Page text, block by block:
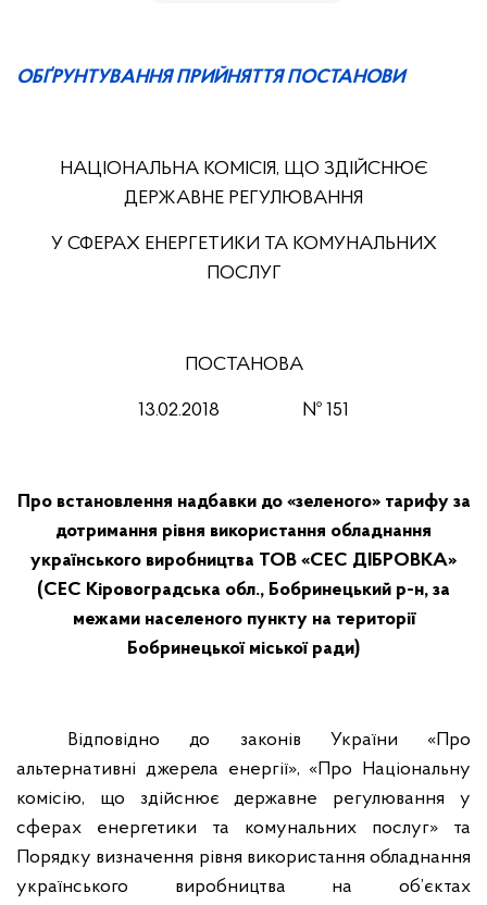
ОБҐРУНТУВАННЯ ПРИЙНЯТТЯ ПОСТАНОВИ
НАЦІОНАЛЬНА КОМІСІЯ, ЩО ЗДІЙСНЮЄ
ДЕРЖАВНЕ РЕГУЛЮВАННЯ
У СФЕРАХ ЕНЕРГЕТИКИ ТА КОМУНАЛЬНИХ
ПОСЛУГ
ПОСТАНОВА
13.02.2018 № 151
Про встановлення надбавки до «зеленого» тарифу за
дотримання рівня використання обладнання
українського виробництва ТОВ «СЕС ДІБРОВКА»
(СЕС Кіровоградська обл., Бобринецький р-н, за
межами населеного пункту на території
Бобринецької міської ради)
Відповідно до законів України «Про
альтернативні джерела енергії», «Про Національну
комісію, що здійснює державне регулювання у
сферах енергетики та комунальних послуг» та
Порядку визначення рівня використання обладнання
українського виробництва на об’єктах